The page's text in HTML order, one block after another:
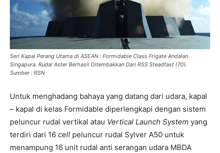
Seri Kapal Perang Utama di ASEAN : Formidable Class Frigate Andalan
Singapura. Rudal Aster Berhasil Ditembakkan Dari RSS Steadfast (70).
Sumber : RSN
Untuk menghadang bahaya yang datang dari udara, kapal
– kapal di kelas Formidable diperlengkapi dengan sistem
peluncur rudal vertikal atau Vertical Launch System yang
terdiri dari 16 cell peluncur rudal Sylver A50 untuk
menampung 16 unit rudal anti serangan udara MBDA